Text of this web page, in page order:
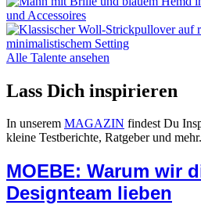
Alle Talente ansehen
Lass Dich inspirieren
In unserem MAGAZIN findest Du
kleine Testberichte, Ratgeber und mehr.
MOEBE: Warum wir
Designteam lieben